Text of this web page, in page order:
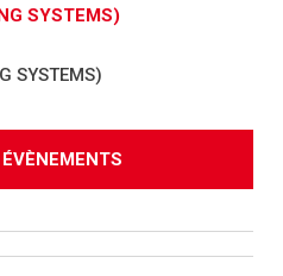
SYSTEMS)
SYSTEMS)